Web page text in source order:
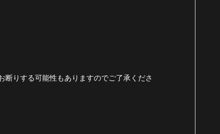
りする可能性もありますのでご了承くださ